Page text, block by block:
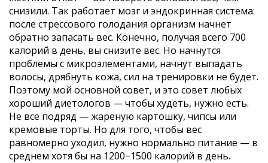
снизили. Так работает мозг и эндокринная система:
после стрессового голодания организм начнет
обратно запасать вес. Конечно, получая всего 700
калорий в день, вы снизите вес. Но начнутся
проблемы с микроэлементами, начнут выпадать
волосы, дрябнуть кожа, сил на тренировки не будет.
Поэтому мой основной совет, и это совет любых
хороший диетологов — чтобы худеть, нужно есть.
Не все подряд — жареную картошку, чипсы или
кремовые торты. Но для того, чтобы вес
равномерно уходил, нужно нормально питание — в
среднем хотя бы на 1200−1500 калорий в день.